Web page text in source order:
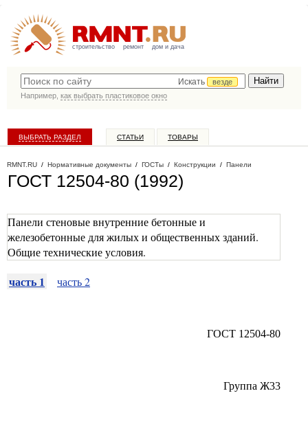
строительство ремонт дом и дача
Искать
везде
Например, как выбрать пластиковое окно
ВЫБРАТЬ РАЗДЕЛ СТАТЬИ ТОВАРЫ
RMNT.RU / Нормативные документы / ГОСТы / Конструкции / Панели
ГОСТ 12504-80 (1992)
Панели стеновые внутренние бетонные и
железобетонные для жилых и общественных зданий.
Общие технические условия.
часть 1 часть 2
ГОСТ 12504-80
Группа Ж33